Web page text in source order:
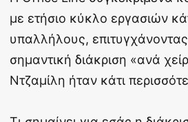
με ετήσιο κύκλο εργασιών
υπαλλήλους,
σημαντική διάκριση «ανά
Ντζαμίλη ήταν κάτι